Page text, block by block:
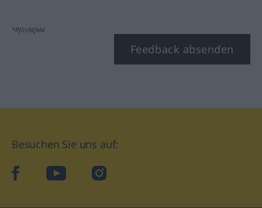
*Pflichtfeld
Feedback absenden
Besuchen Sie uns auf:
facebookYouTube Instagram